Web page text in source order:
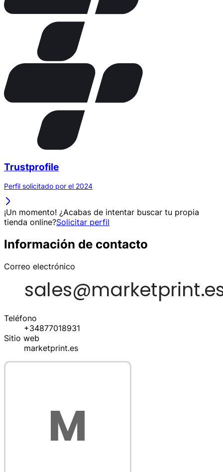
Trustprofile
Perfil solicitado por el 2024
¡Un momento! ¿Acabas de intentar buscar tu propia
tienda online?Solicitar perfil
Información de contacto
Correo electrónico
Teléfono
+34877018931
Sitio web
marketprint.es